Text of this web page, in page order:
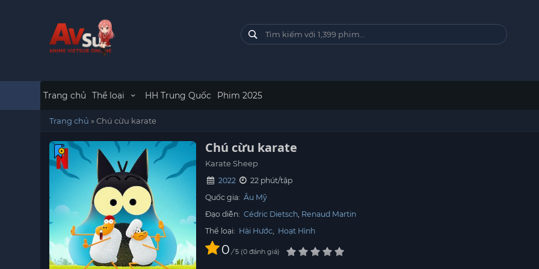
Trang chủ Thể loại HH Trung Quốc Phim 2025
Trang chủ »Chú cừu karate
Chú cừu karate
Karate Sheep
2022
22 phút/tập
Quốc gia: Âu Mỹ
Đạo diễn: Cédric Dietsch Renaud Martin
Thể loại: Hài Hước, Hoạt Hình
0 / 5 0 đánh giá